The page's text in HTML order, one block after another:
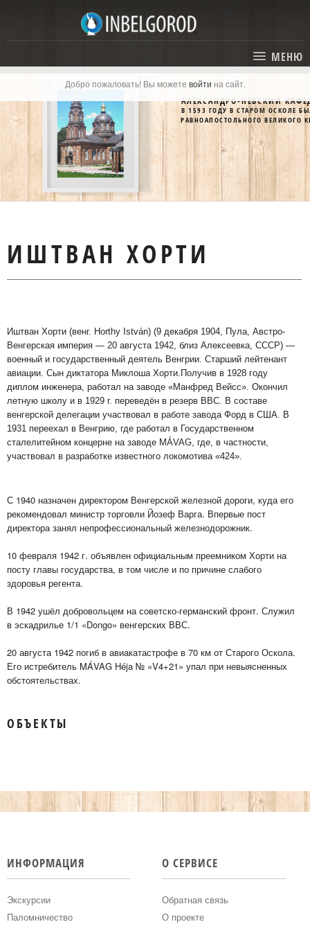
МЕНЮ
ГЛАВНАЯ
СТАТЬИ
КАТАЛОГ
ГОСТИНИЦЫ И ОТЕЛИ
ЭКСКУРСИИ
ОТДЫХ
СОБЫТИЯ
КАРТА
Добро пожаловать! Вы можете войти на сайт.
АЛЕКСАНДРО-НЕВСКИЙ
В 1593 ГОДУ В СТАРОМ ОСКОЛЕ
РАВНОАПОСТОЛЬНОГО ВЕЛИКОГО
ИШТВАН ХОРТИ
Иштван Хорти (венг. Horthy István) (9 декабря 1904, Пула, Австро-
Венгерская империя — 20 августа 1942, близ Алексеевка, СССР) —
военный и государственный деятель Венгрии. Старший лейтенант
авиации. Сын диктатора Миклоша Хорти.Получив в 1928 году
диплом инженера, работал на заводе «Манфред Вейсс». Окончил
летную школу и в 1929 г. переведён в резерв ВВС. В составе
венгерской делегации участвовал в работе завода Форд в США. В
1931 переехал в Венгрию, где работал в Государственном
сталелитейном концерне на заводе MÁVAG, где, в частности,
участвовал в разработке известного локомотива «424».
С 1940 назначен директором Венгерской железной дороги, куда его
рекомендовал министр торговли Йозеф Варга. Впервые пост
директора занял непрофессиональный железнодорожник.
10 февраля 1942 г. объявлен официальным преемником Хорти на
посту главы государства, в том числе и по причине слабого
здоровья регента.
В 1942 ушёл добровольцем на советско-германский фронт. Служил
в эскадрилье 1/1 «Dongo» венгерских ВВС.
20 августа 1942 погиб в авиакатастрофе в 70 км от Старого Оскола.
Его истребитель MÁVAG Héja № «V4+21» упал при невыясненных
обстоятельствах.
ОБЪЕКТЫ
ИНФОРМАЦИЯ
Экскурсии
Паломничество
О СЕРВИСЕ
Обратная связь
О проекте